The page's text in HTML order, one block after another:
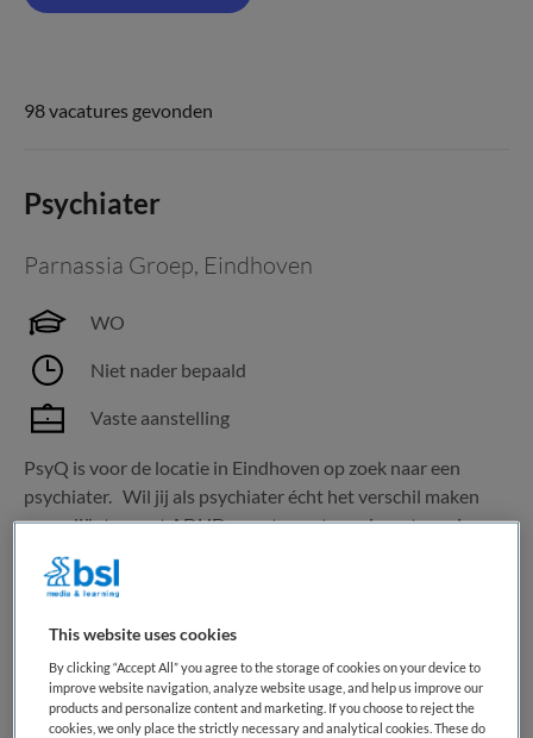
98 vacatures gevonden
Psychiater
Parnassia Groep, Eindhoven
WO
Niet nader bepaald
Vaste aanstelling
PsyQ is voor de locatie in Eindhoven op zoek naar een
psychiater. Wil jij als psychiater écht het verschil maken
voor cliënten met ADHD, angst- en stemmingsstoornissen,
persoonlijkheidsproblematiek en psychotrauma? Werk je
graag in een multidisciplinair team met korte lijnen...
This website uses cookies
By clicking “Accept All” you agree to the storage of cookies on your device to
improve website navigation, analyze website usage, and help us improve our
products and personalize content and marketing. If you choose to reject the
cookies, we only place the strictly necessary and analytical cookies. These do